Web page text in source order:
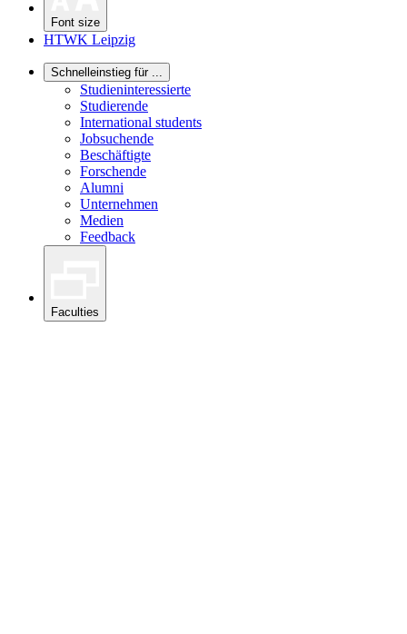
Font size
HTWK Leipzig
Schnelleinstieg für ...
Studieninteressierte
Studierende
International students
Jobsuchende
Beschäftigte
Forschende
Alumni
Unternehmen
Medien
Feedback
Faculties